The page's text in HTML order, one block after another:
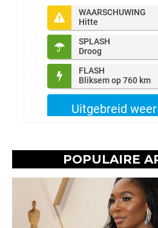
POPULAIRE